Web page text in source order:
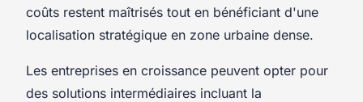
coûts restent maîtrisés tout en bénéficiant d'une
localisation stratégique en zone urbaine dense.
Les entreprises en croissance peuvent opter pour
des solutions intermédiaires incluant la